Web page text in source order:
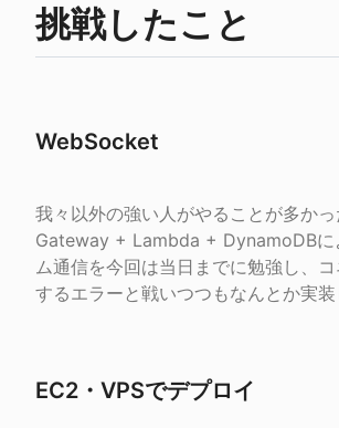
挑戦したこと
WebSocket
我々以外の強い人がやることが多かっ
Gateway + Lambda + DynamoDBに
ム通信を今回は当日までに勉強し、
するエラーと戦いつつもなんとか実装
EC2・VPSでデプロイ